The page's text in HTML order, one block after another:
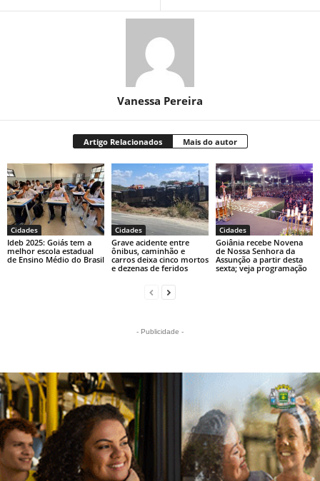
Vanessa Pereira
Artigo Relacionados Mais do autor
Cidades
Ideb 2025: Goiás tem a
melhor escola estadual
de Ensino Médio do Brasil
Cidades
Grave acidente entre
ônibus, caminhão e
carros deixa cinco mortos
e dezenas de feridos
Cidades
Goiânia recebe Novena
de Nossa Senhora da
Assunção a partir desta
sexta; veja programação
- Publicidade -